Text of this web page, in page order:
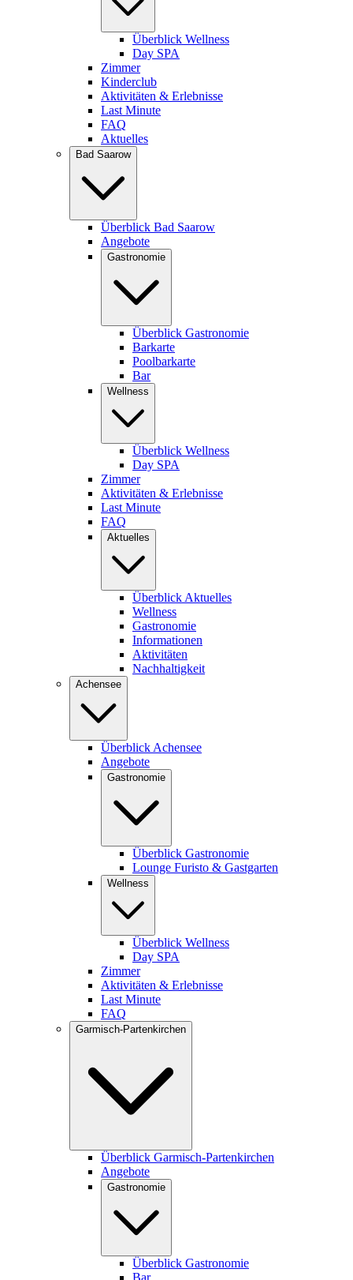
Überblick Wellness
Day SPA
Zimmer
Kinderclub
Aktivitäten & Erlebnisse
Last Minute
FAQ
Aktuelles
Bad Saarow
Überblick Bad Saarow
Angebote
Gastronomie
Überblick Gastronomie
Barkarte
Poolbarkarte
Bar
Wellness
Überblick Wellness
Day SPA
Zimmer
Aktivitäten & Erlebnisse
Last Minute
FAQ
Aktuelles
Überblick Aktuelles
Wellness
Gastronomie
Informationen
Aktivitäten
Nachhaltigkeit
Achensee
Überblick Achensee
Angebote
Gastronomie
Überblick Gastronomie
Lounge Furisto & Gastgarten
Wellness
Überblick Wellness
Day SPA
Zimmer
Aktivitäten & Erlebnisse
Last Minute
FAQ
Garmisch-Partenkirchen
Überblick Garmisch-Partenkirchen
Angebote
Gastronomie
Überblick Gastronomie
Bar